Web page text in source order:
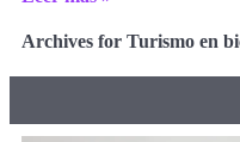
Archives for Turismo en